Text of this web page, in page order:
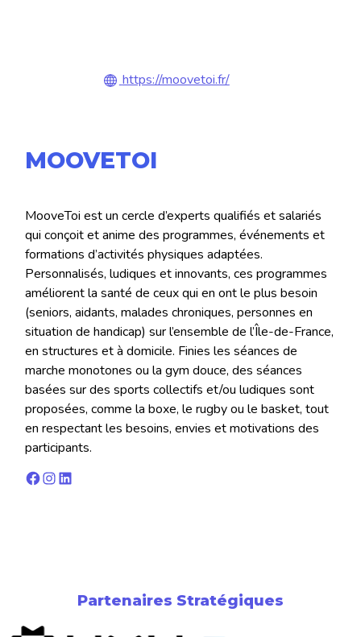
https://moovetoi.fr/
MOOVETOI
MooveToi est un cercle d’experts qualifiés et salariés
qui conçoit et anime des programmes, événements et
formations d’activités physiques adaptées.
Personnalisés, ludiques et innovants, ces programmes
améliorent la santé de ceux qui en ont le plus besoin
(seniors, aidants, malades chroniques, personnes en
situation de handicap) sur l’ensemble de l’Île-de-France,
en structures et à domicile. Finies les séances de
marche monotones ou la gym douce, des séances
basées sur des sports collectifs et/ou ludiques sont
proposées, comme la boxe, le rugby ou le basket, tout
en respectant les besoins, envies et motivations des
participants.
Facebook
Instagram
LinkedIn
Partenaires Stratégiques